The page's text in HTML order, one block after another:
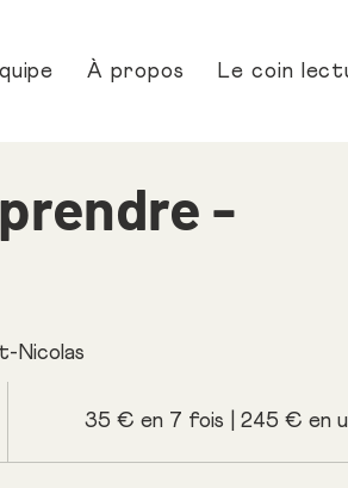
-
Nicolas
35 € en 7 fois | 245 € en
À propos Le coin